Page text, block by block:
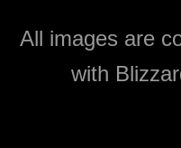
All images are
with